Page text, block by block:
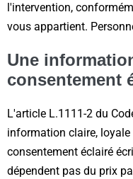
l'intervention,
vous appartient.
Une
consentement
L'article L.1111-2 du
information claire,
consentement éclairé
dépendent pas du prix